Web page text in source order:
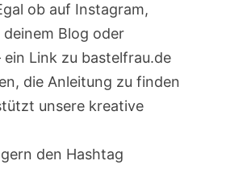
ob auf Instagram,
deinem Blog oder
ein Link zu bastelfrau.de
die Anleitung zu finden
unsere kreative
den Hashtag